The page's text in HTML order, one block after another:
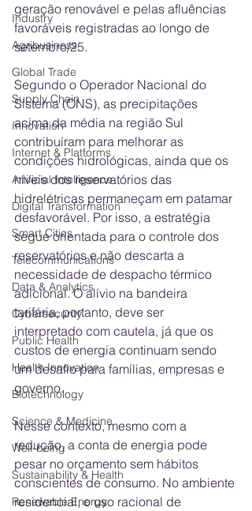
Industry
Agribusiness
Global Trade
Supply Chain
Innovation
Internet & Platforms
Artificial Intelligence
Digital Transformation
Smart Cities
Telecommunications
Data & Analytics
Cybersecurity
Public Health
Health Innovation
Biotechnology
Science & Medicine
Well-being
Sustainability & Health
Renewable Energy
geração renovável e pelas afluências
favoráveis registradas ao longo de
setembro/25.
Segundo o Operador Nacional do
Sistema (ONS), as precipitações
acima da média na região Sul
contribuíram para melhorar as
condições hidrológicas, ainda que os
níveis dos reservatórios das
hidrelétricas permaneçam em patamar
desfavorável. Por isso, a estratégia
segue orientada para o controle dos
reservatórios e não descarta a
necessidade de despacho térmico
adicional. O alívio na bandeira
tarifária, portanto, deve ser
interpretado com cautela, já que os
custos de energia continuam sendo
um desafio para famílias, empresas e
governo.
Nesse contexto, mesmo com a
redução, a conta de energia pode
pesar no orçamento sem hábitos
conscientes de consumo. No ambiente
residencial, o uso racional de